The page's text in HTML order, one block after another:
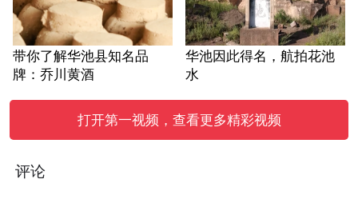
带你了解华池县知名品
牌：乔川黄酒
华池因此得名，航拍花池
水
打开第一视频，查看更多精彩视频
评论